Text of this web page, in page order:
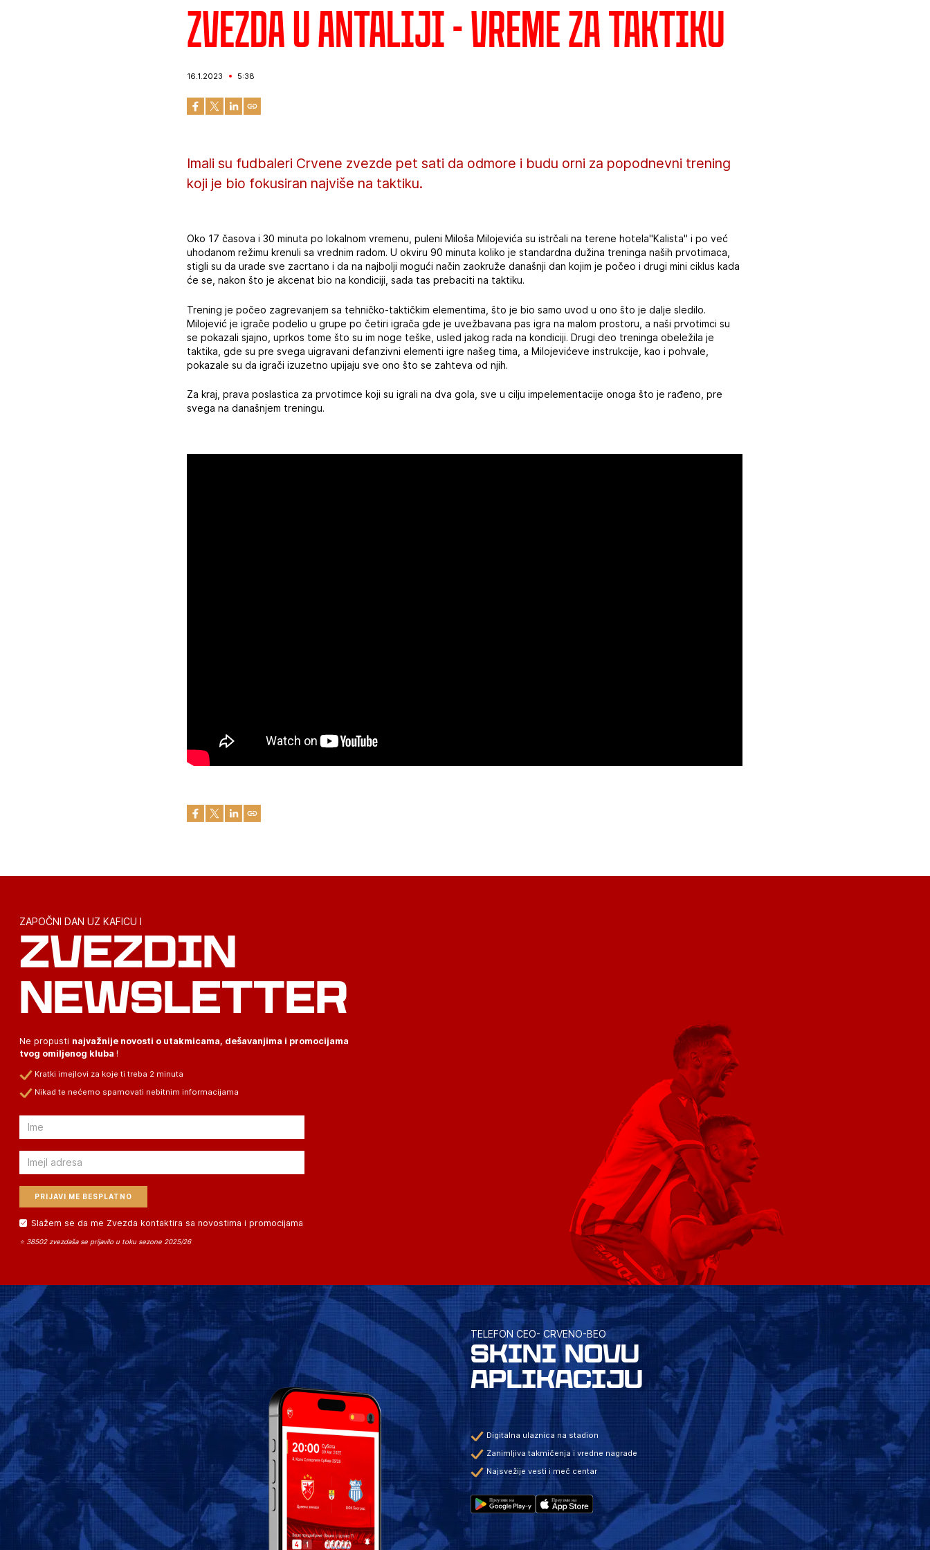
Zvezda u Antaliji - Vreme za taktiku
16.1.2023 5:38
Imali su fudbaleri Crvene zvezde pet sati da odmore i budu orni za popodnevni trening
koji je bio fokusiran najviše na taktiku.
Oko 17 časova i 30 minuta po lokalnom vremenu, puleni Miloša Milojevića su istrčali na terene hotela"Kalista" i po već
uhodanom režimu krenuli sa vrednim radom. U okviru 90 minuta koliko je standardna dužina treninga naših prvotimaca,
stigli su da urade sve zacrtano i da na najbolji mogući način zaokruže današnji dan kojim je počeo i drugi mini ciklus kada
će se, nakon što je akcenat bio na kondiciji, sada tas prebaciti na taktiku.
Trening je počeo zagrevanjem sa tehničko-taktičkim elementima, što je bio samo uvod u ono što je dalje sledilo.
Milojević je igrače podelio u grupe po četiri igrača gde je uvežbavana pas igra na malom prostoru, a naši prvotimci su
se pokazali sjajno, uprkos tome što su im noge teške, usled jakog rada na kondiciji. Drugi deo treninga obeležila je
taktika, gde su pre svega uigravani defanzivni elementi igre našeg tima, a Milojevićeve instrukcije, kao i pohvale,
pokazale su da igrači izuzetno upijaju sve ono što se zahteva od njih.
Za kraj, prava poslastica za prvotimce koji su igrali na dva gola, sve u cilju impelementacije onoga što je rađeno, pre
svega na današnjem treningu.
ZAPOČNI DAN UZ KAFICU I
ZVEZDIN
NEWSLETTER
Ne propusti najvažnije novosti o utakmicama, dešavanjima i promocijama
tvog omiljenog kluba !
Kratki imejlovi za koje ti treba 2 minuta
Nikad te nećemo spamovati nebitnim informacijama
Email
Email
Slažem se da me Zvezda kontaktira sa novostima i promocijama
⭐ 38502 zvezdaša se prijavilo u toku sezone 2025/26
TELEFON CEO- CRVENO-BEO
SKINI NOVU
APLIKACIJU
Digitalna ulaznica na stadion
Zanimljiva takmičenja i vredne nagrade
Najsvežije vesti i meč centar